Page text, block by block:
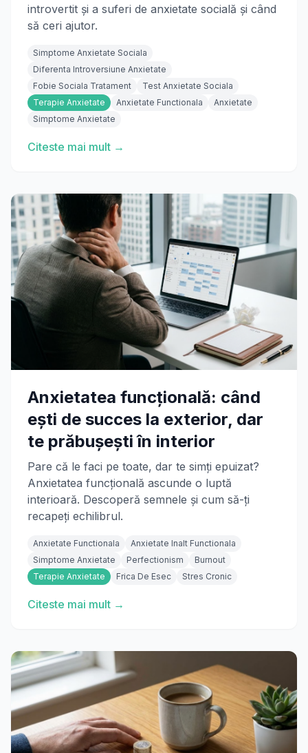
introvertit și a suferi de anxietate socială și când
să ceri ajutor.
Simptome Anxietate Sociala
Diferenta Introversiune Anxietate
Fobie Sociala Tratament
Test Anxietate Sociala
Terapie Anxietate
Anxietate Functionala
Anxietate
Simptome Anxietate
Citeste mai mult →
Anxietatea funcțională: când
ești de succes la exterior, dar
te prăbușești în interior
Pare că le faci pe toate, dar te simți epuizat?
Anxietatea funcțională ascunde o luptă
interioară. Descoperă semnele și cum să-ți
recapeți echilibrul.
Anxietate Functionala
Anxietate Inalt Functionala
Simptome Anxietate
Perfectionism
Burnout
Terapie Anxietate
Frica De Esec Stres Cronic
Citeste mai mult →